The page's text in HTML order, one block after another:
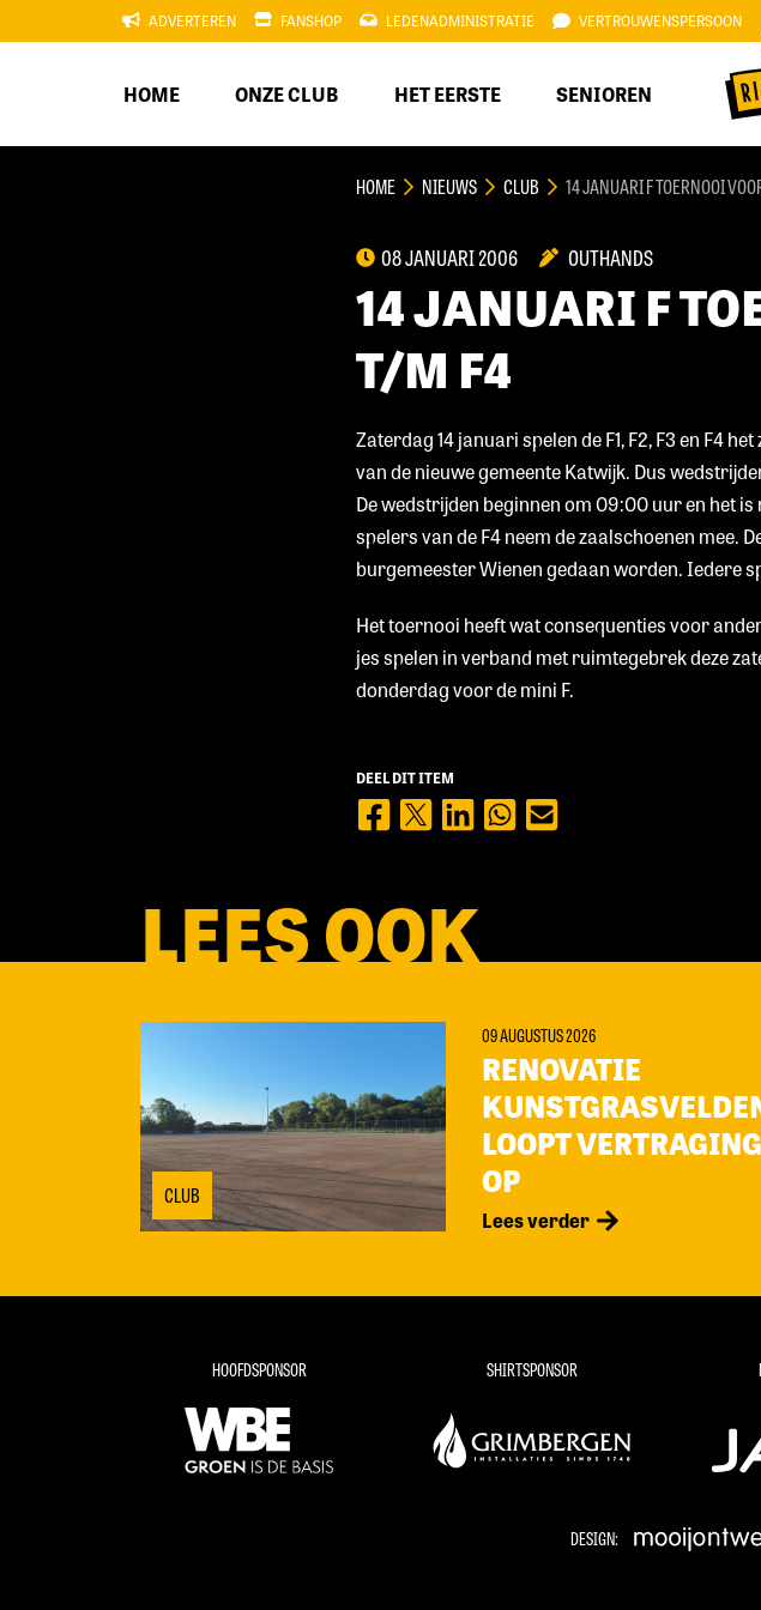
ADVERTEREN FANSHOP LEDENADMINISTRATIE VERTROUWENSPERSOON
HOME ONZE CLUB HET EERSTE SENIOREN
HOME NIEUWS CLUB 14 JANUARI F TOERNOOI
08 JANUARI 2006 OUTHANDS
14 JANUARI F
T/M F4
Zaterdag 14 januari spelen de F1, F2, F3 en F4
van de nieuwe gemeente Katwijk. Dus
De wedstrijden beginnen om 09:00 uur en het
spelers van de F4 neem de zaalschoenen
burgemeester Wienen gedaan worden. Iedere
Het toernooi heeft wat consequenties voor
jes spelen in verband met ruimtegebrek deze
donderdag voor de mini F.
DEEL DIT ITEM
LEES OOK
CLUB
09 AUGUSTUS 2026
RENOVATIE
LOOPT VERTRAGING
OP
Lees verder
HOOFDSPONSOR SHIRTSPONSOR
DESIGN: